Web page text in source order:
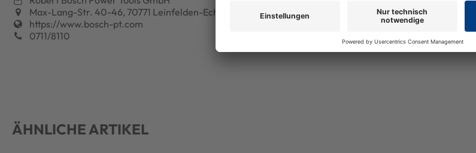
Max-Lang-Str. 40-46, 70771 Leinfelden-Echterdingen, Deutschland
https://www.bosch-pt.com
0711/8110
ÄHNLICHE ARTIKEL